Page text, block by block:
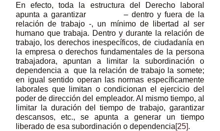
En efecto, toda la estructura del Derecho laboral
apunta a garantizar – dentro y fuera de la
relación de trabajo -, un mínimo de libertad al ser
humano que trabaja. Dentro y durante la relación de
trabajo, los derechos inespecíficos, de ciudadanía en
la empresa o derechos fundamentales de la persona
trabajadora, apuntan a limitar la subordinación o
dependencia a que la relación de trabajo la somete;
en igual sentido operan las normas específicamente
laborales que limitan o condicionan el ejercicio del
poder de dirección del empleador. Al mismo tiempo, al
limitar la duración del tiempo de trabajo, garantizar
descansos, etc., se apunta a generar un tiempo
liberado de esa subordinación o dependencia[25].